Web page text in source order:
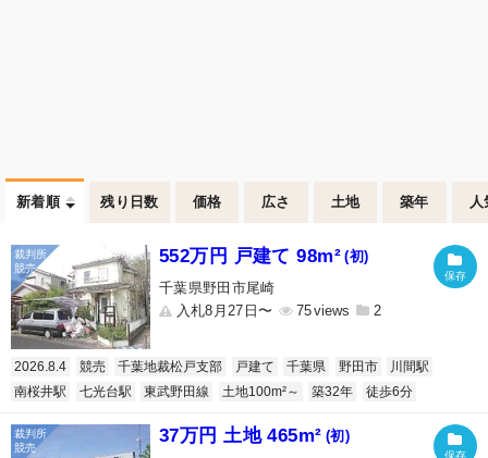
新着順 残り日数 価格 広さ 土地 築年 人
552万円 戸建て 98m² (初)
千葉県野田市尾崎
入札8月27日〜
75 2
2026.8.4 競売 千葉地裁松戸支部 戸建て 千葉県 野田市
川間駅
南桜井駅
七光台駅 東武野田線 土地100m²～ 築32年 徒歩6分
37万円 土地 465m² (初)